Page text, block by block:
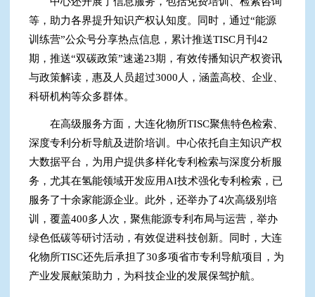
等，助力各界提升知识产权认知度。同时，通过“能源
训练营”公众号分享热点信息，累计推送TISC月刊42
期，推送“双碳政策”速递23期，有效传播知识产权资讯
与政策解读，惠及人员超过3000人，涵盖高校、企业、
科研机构等众多群体。
在高级服务方面，大连化物所TISC聚焦特色检索、
深度专利分析导航及进阶培训。中心依托自主知识产权
大数据平台，为用户提供多样化专利检索与深度分析服
务，尤其在氢能领域开发应用AI技术强化专利检索，已
服务了十余家能源企业。此外，还举办了4次高级别培
训，覆盖400多人次，聚焦能源专利布局与运营，举办
绿色低碳等研讨活动，有效促进科技创新。同时，大连
化物所TISC还先后承担了30多项省市专利导航项目，为
产业发展献策助力，为科技企业的发展保驾护航。